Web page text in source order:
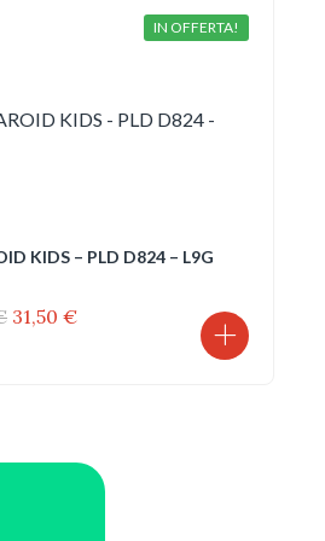
IN OFFERTA!
KIDS – PLD D824 – L9G
Il
31,50 €Il